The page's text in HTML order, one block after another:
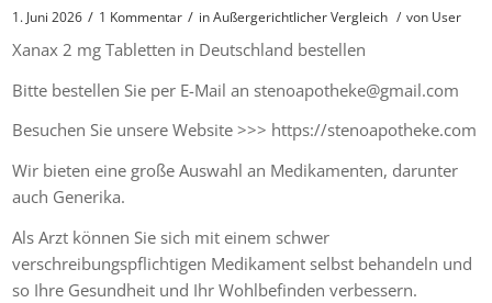
1. Juni 2026 / 1 Kommentar / inAußergerichtlicher Vergleich / von User
Xanax 2 mg Tabletten in Deutschland bestellen
Bitte bestellen Sie per E-Mail an stenoapotheke@gmail.com
Besuchen Sie unsere Website >>> https://stenoapotheke.com
Wir bieten eine große Auswahl an Medikamenten, darunter
auch Generika.
Als Arzt können Sie sich mit einem schwer
verschreibungspflichtigen Medikament selbst behandeln und
so Ihre Gesundheit und Ihr Wohlbefinden verbessern.